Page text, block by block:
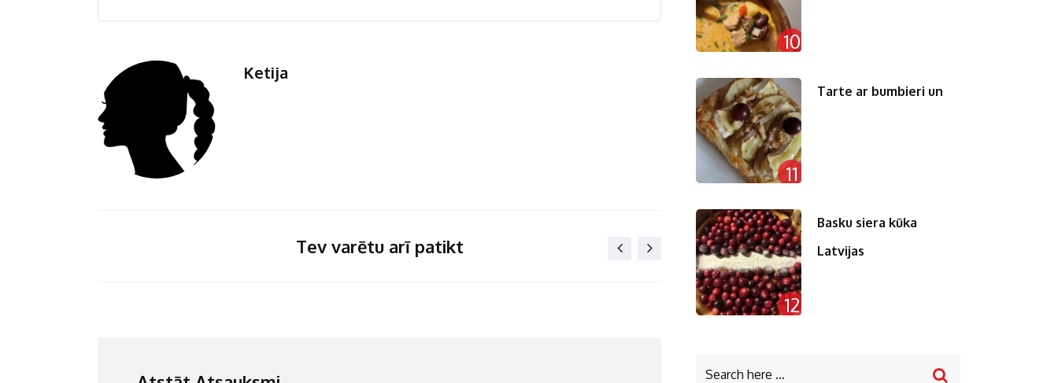
Ketija
Tev varētu arī patikt
10
11
Tarte ar bumbieri un
12
Basku siera kūka
Latvijas